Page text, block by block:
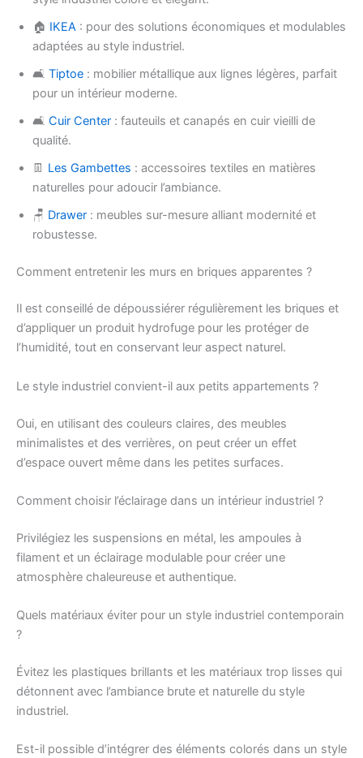
🏠 IKEA : pour des solutions économiques et modulables
adaptées au style industriel.
🛋️ Tiptoe : mobilier métallique aux lignes légères, parfait
pour un intérieur moderne.
🛋️ Cuir Center : fauteuils et canapés en cuir vieilli de
qualité.
👖 Les Gambettes : accessoires textiles en matières
naturelles pour adoucir l’ambiance.
🪑 Drawer : meubles sur-mesure alliant modernité et
robustesse.
Comment entretenir les murs en briques apparentes ?
Il est conseillé de dépoussiérer régulièrement les briques et
d’appliquer un produit hydrofuge pour les protéger de
l’humidité, tout en conservant leur aspect naturel.
Le style industriel convient-il aux petits appartements ?
Oui, en utilisant des couleurs claires, des meubles
minimalistes et des verrières, on peut créer un effet
d’espace ouvert même dans les petites surfaces.
Comment choisir l’éclairage dans un intérieur industriel ?
Privilégiez les suspensions en métal, les ampoules à
filament et un éclairage modulable pour créer une
atmosphère chaleureuse et authentique.
Quels matériaux éviter pour un style industriel contemporain
?
Évitez les plastiques brillants et les matériaux trop lisses qui
détonnent avec l’ambiance brute et naturelle du style
industriel.
Est-il possible d’intégrer des éléments colorés dans un style